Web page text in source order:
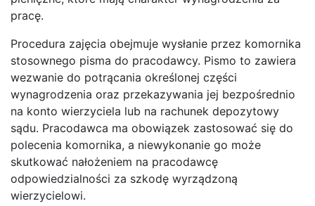
pracę.
Procedura zajęcia obejmuje wysłanie przez komornika
stosownego pisma do pracodawcy. Pismo to zawiera
wezwanie do potrącania określonej części
wynagrodzenia oraz przekazywania jej bezpośrednio
na konto wierzyciela lub na rachunek depozytowy
sądu. Pracodawca ma obowiązek zastosować się do
polecenia komornika, a niewykonanie go może
skutkować nałożeniem na pracodawcę
odpowiedzialności za szkodę wyrządzoną
wierzycielowi.